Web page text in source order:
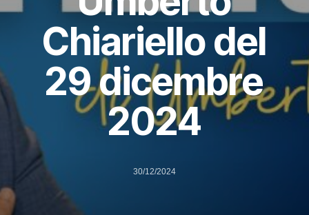
Chiariello del
29 dicembre
2024
30/12/2024